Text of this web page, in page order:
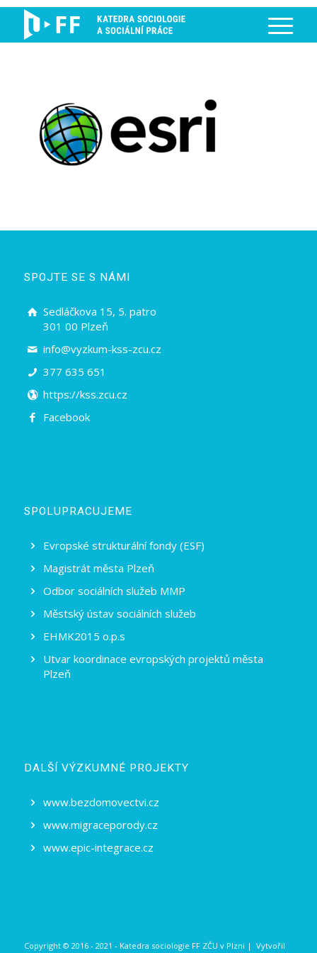
SPOJTE SE S NÁMI
Sedláčkova 15, 5. patro
301 00 Plzeň
info@vyzkum-kss-zcu.cz
377 635 651
https://kss.zcu.cz
Facebook
SPOLUPRACUJEME
Evropské strukturální fondy (ESF)
Magistrát města Plzeň
Odbor sociálních služeb MMP
Městský ústav sociálních služeb
EHMK2015 o.p.s
Utvar koordinace evropských projektů města
Plzeň
DALŠÍ VÝZKUMNÉ PROJEKTY
www.bezdomovectvi.cz
www.migraceporody.cz
www.epic-integrace.cz
Copyright © 2016 - 2021 - Katedra sociologie FF ZČU v Plzni | Vytvořil